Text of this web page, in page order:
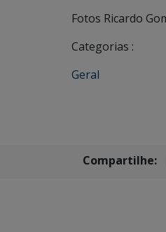
Fotos Ricardo
Categorias :
Geral
Compartilhe: